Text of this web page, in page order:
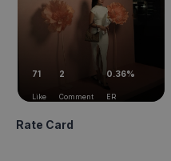
71
Like
2
Comment
0.36%
ER
Rate Card